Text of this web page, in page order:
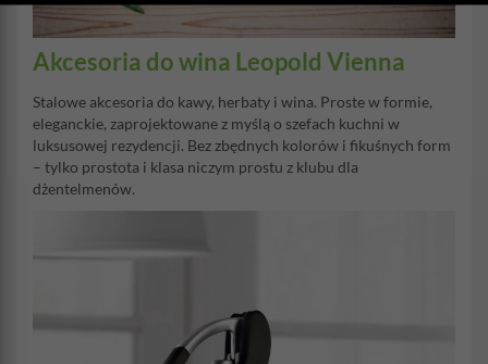
Akcesoria do wina Leopold Vienna
Stalowe akcesoria do kawy, herbaty i wina. Proste w formie,
eleganckie, zaprojektowane z myślą o szefach kuchni w
luksusowej rezydencji. Bez zbędnych kolorów i fikuśnych form
– tylko prostota i klasa niczym prostu z klubu dla
dżentelmenów.